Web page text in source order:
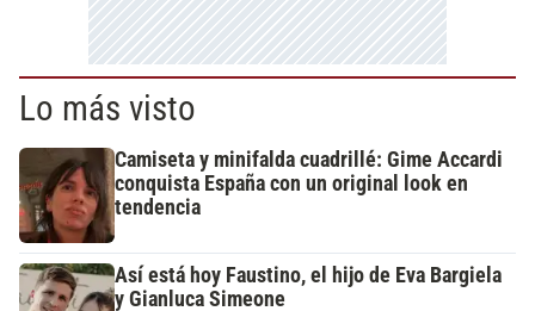
Lo más visto
Camiseta y minifalda cuadrillé: Gime Accardi
conquista España con un original look en
tendencia
Así está hoy Faustino, el hijo de Eva Bargiela
y Gianluca Simeone